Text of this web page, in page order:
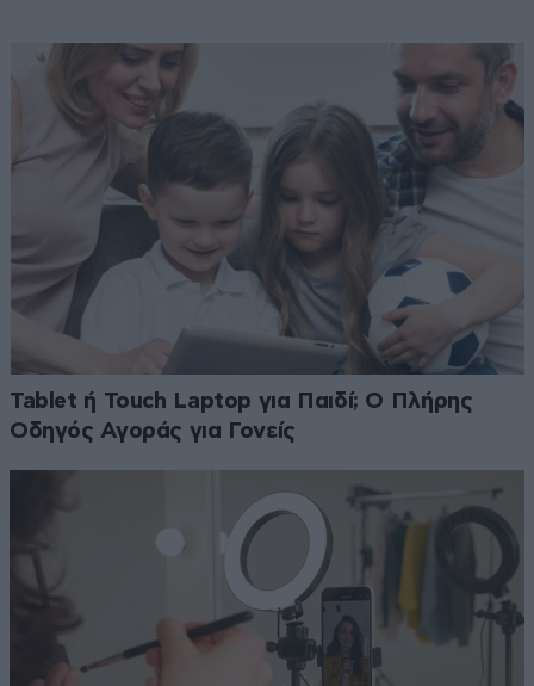
Tablet ή Touch Laptop για Παιδί; Ο Πλήρης
Οδηγός Αγοράς για Γονείς